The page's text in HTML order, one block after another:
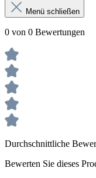
Menü schließen
0 von 0 Bewertungen
Durchschnittliche
Bewerten Sie dieses